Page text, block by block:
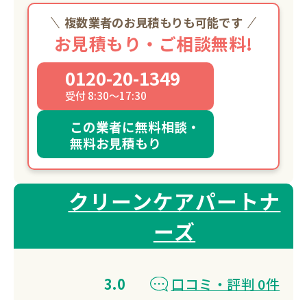
複数業者のお見積もりも可能です
お見積もり・ご相談無料!
0120-20-1349
受付 8:30～17:30
この業者に無料相談・
無料お見積もり
クリーンケアパートナ
ーズ
3.0
口コミ・評判 0件